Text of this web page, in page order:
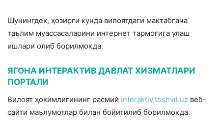
Шунингдек, ҳозирги кунда вилоятдаги мактабгача
таълим муассасаларини интернет тармоғига улаш
ишлари олиб борилмоқда.
ЯГОНА ИНТЕРАКТИВ ДАВЛАТ ХИЗМАТЛАРИ
ПОРТАЛИ
Вилоят ҳокимлигининг расмий interaktiv.toshvil.uz веб-
сайти маълумотлар билан бойитилиб борилмоқда.